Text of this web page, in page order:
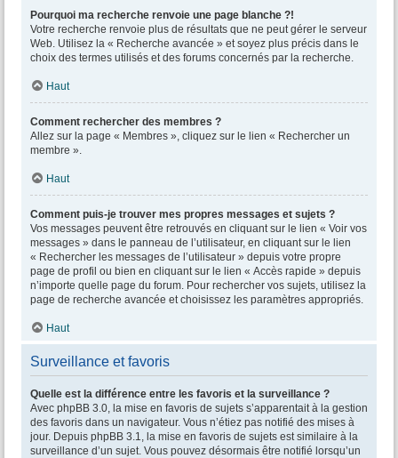
Pourquoi ma recherche renvoie une page blanche ?!
Votre recherche renvoie plus de résultats que ne peut gérer le serveur
Web. Utilisez la « Recherche avancée » et soyez plus précis dans le
choix des termes utilisés et des forums concernés par la recherche.
Haut
Comment rechercher des membres ?
Allez sur la page « Membres », cliquez sur le lien « Rechercher un
membre ».
Haut
Comment puis-je trouver mes propres messages et sujets ?
Vos messages peuvent être retrouvés en cliquant sur le lien « Voir vos
messages » dans le panneau de l’utilisateur, en cliquant sur le lien
« Rechercher les messages de l’utilisateur » depuis votre propre
page de profil ou bien en cliquant sur le lien « Accès rapide » depuis
n’importe quelle page du forum. Pour rechercher vos sujets, utilisez la
page de recherche avancée et choisissez les paramètres appropriés.
Haut
Surveillance et favoris
Quelle est la différence entre les favoris et la surveillance ?
Avec phpBB 3.0, la mise en favoris de sujets s’apparentait à la gestion
des favoris dans un navigateur. Vous n’étiez pas notifié des mises à
jour. Depuis phpBB 3.1, la mise en favoris de sujets est similaire à la
surveillance d’un sujet. Vous pouvez désormais être notifié lorsqu’un